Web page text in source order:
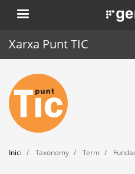
. Obre
Xarxa Punt TIC
Inici
Punt TIC
Actualitat
Agenda
Inici Taxonomy Term